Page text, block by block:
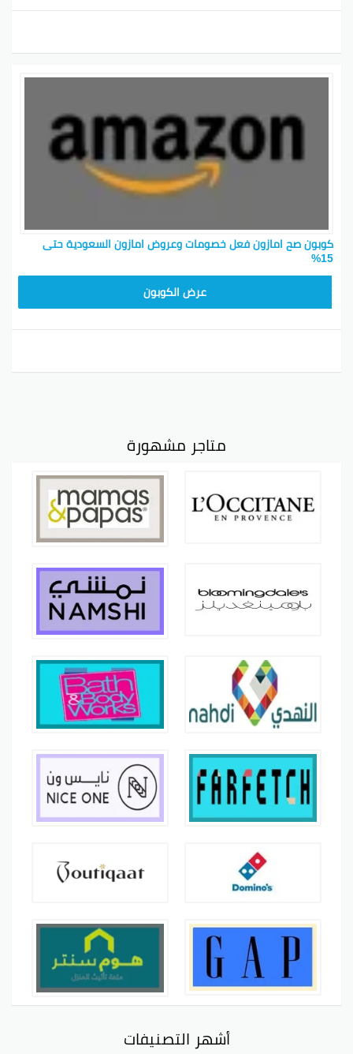
كوبون صح امازون فعل خصومات وعروض امازون السعودية حتى
15%
عرض الكوبون
متاجر مشهورة
أشهر التصنيفات